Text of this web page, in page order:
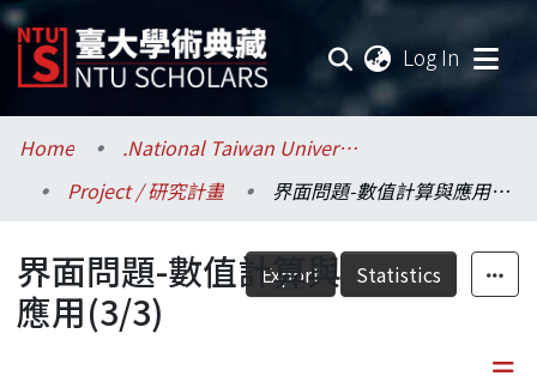
Log In
Communities & Collections
Research Outputs
Fundings & Projects
Researchers
Home
.National Taiwan University / 國立臺灣大學
Project / 研究計畫
界面問題-數值計算與應用(3/3)
Export Statistics
界面問題-數值計算與
應用(3/3)